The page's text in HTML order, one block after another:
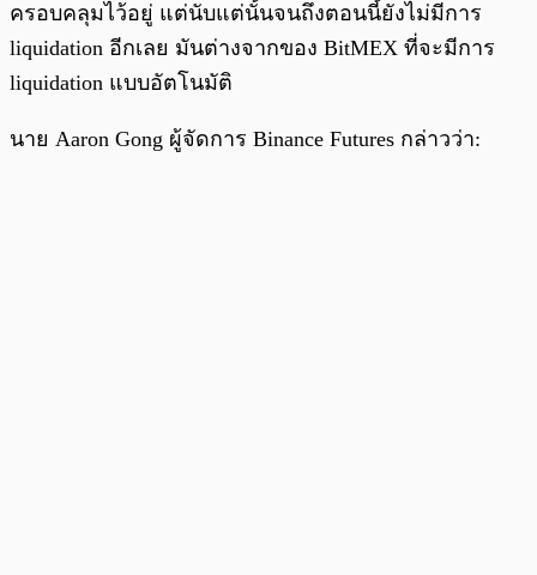
ครอบคลุมไว้อยู่ แต่นับแต่นั้นจนถึงตอนนี้ยังไม่มีการ
liquidation อีกเลย มันต่างจากของ BitMEX ที่จะมีการ
liquidation แบบอัตโนมัติ
นาย Aaron Gong ผู้จัดการ Binance Futures กล่าวว่า: